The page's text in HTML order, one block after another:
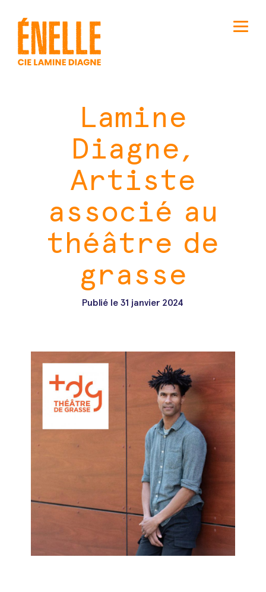
Lamine
Diagne,
Artiste
associé au
théâtre de
grasse
Publié le31 janvier 2024